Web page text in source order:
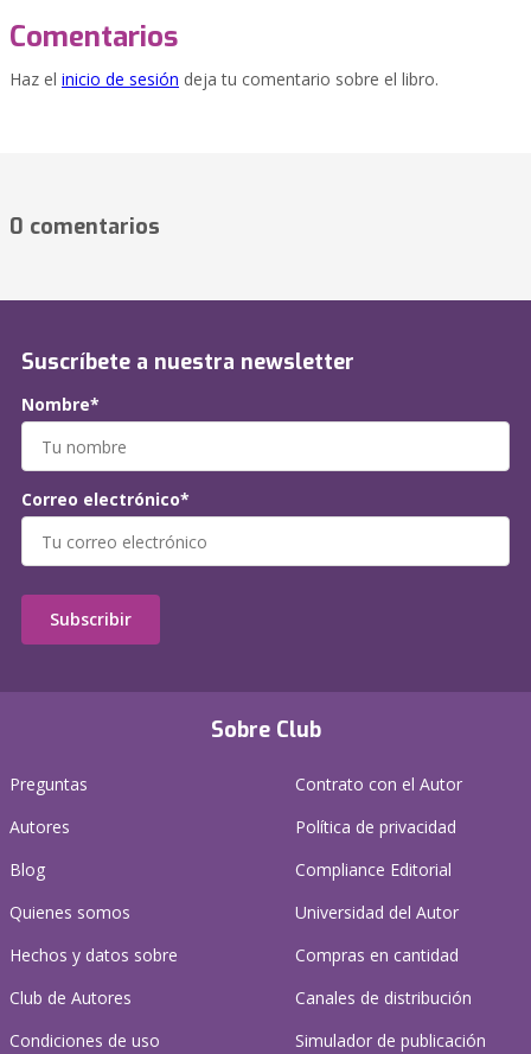
Comentarios
Haz el inicio de sesión deja tu comentario sobre el libro.
0 comentarios
Sobre Club
Preguntas
Autores
Blog
Quienes somos
Hechos y datos sobre
Club de Autores
Condiciones de uso
Contrato con el Autor
Política de privacidad
Compliance Editorial
Universidad del Autor
Compras en cantidad
Canales de distribución
Simulador de publicación
Suscríbete a nuestra newsletter
Nombre*
Correo electrónico*
Subscribir